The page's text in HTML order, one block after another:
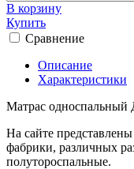
В корзину
Купить
Сравнение
Описание
Характеристики
Матрас
На сайте
фабрики, различных
полутороспальные.